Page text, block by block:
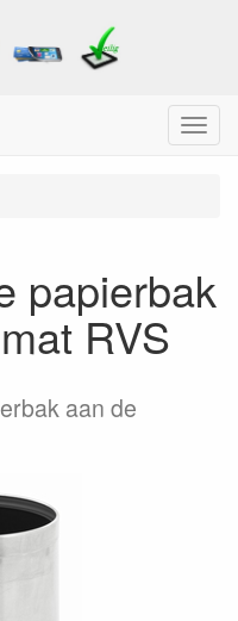
Menu
papierbak
RVS
aan de